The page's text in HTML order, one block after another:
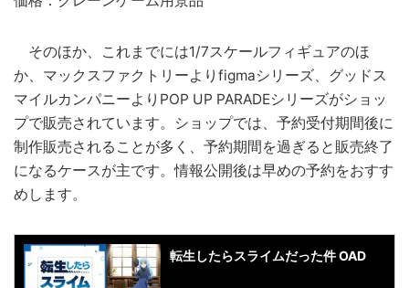
そのほか、これまでには1/7スケールフィギュアのほ
か、マックスファクトリーよりfigmaシリーズ、グッドス
マイルカンパニーよりPOP UP PARADEシリーズがショッ
プで販売されています。ショップでは、予約受付期間後に
制作販売されることが多く、予約期間を過ぎると販売終了
になるケースが主です。情報公開後は早めの予約をおすす
めします。
転生したらスライムだった件 OAD